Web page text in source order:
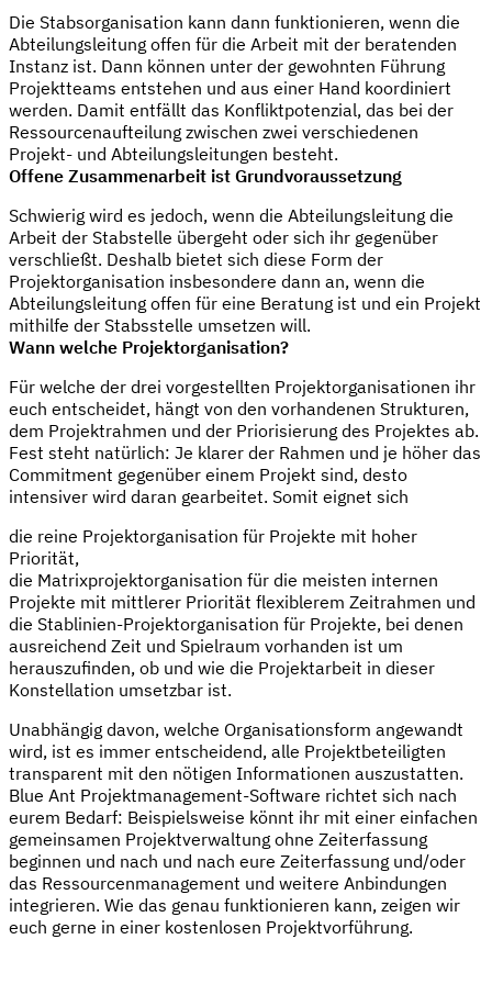
Die Stabsorganisation kann dann funktionieren, wenn die
Abteilungsleitung offen für die Arbeit mit der beratenden
Instanz ist. Dann können unter der gewohnten Führung
Projektteams entstehen und aus einer Hand koordiniert
werden. Damit entfällt das Konfliktpotenzial, das bei der
Ressourcenaufteilung zwischen zwei verschiedenen
Projekt- und Abteilungsleitungen besteht.
Offene Zusammenarbeit ist Grundvoraussetzung
Schwierig wird es jedoch, wenn die Abteilungsleitung die
Arbeit der Stabstelle übergeht oder sich ihr gegenüber
verschließt. Deshalb bietet sich diese Form der
Projektorganisation insbesondere dann an, wenn die
Abteilungsleitung offen für eine Beratung ist und ein Projekt
mithilfe der Stabsstelle umsetzen will.
Wann welche Projektorganisation?
Für welche der drei vorgestellten Projektorganisationen ihr
euch entscheidet, hängt von den vorhandenen Strukturen,
dem Projektrahmen und der Priorisierung des Projektes ab.
Fest steht natürlich: Je klarer der Rahmen und je höher das
Commitment gegenüber einem Projekt sind, desto
intensiver wird daran gearbeitet. Somit eignet sich
die reine Projektorganisation für Projekte mit hoher
Priorität,
die Matrixprojektorganisation für die meisten internen
Projekte mit mittlerer Priorität flexiblerem Zeitrahmen und
die Stablinien-Projektorganisation für Projekte, bei denen
ausreichend Zeit und Spielraum vorhanden ist um
herauszufinden, ob und wie die Projektarbeit in dieser
Konstellation umsetzbar ist.
Unabhängig davon, welche Organisationsform angewandt
wird, ist es immer entscheidend, alle Projektbeteiligten
transparent mit den nötigen Informationen auszustatten.
Blue Ant Projektmanagement-Software richtet sich nach
eurem Bedarf: Beispielsweise könnt ihr mit einer einfachen
gemeinsamen Projektverwaltung ohne Zeiterfassung
beginnen und nach und nach eure Zeiterfassung und/oder
das Ressourcenmanagement und weitere Anbindungen
integrieren. Wie das genau funktionieren kann, zeigen wir
euch gerne in einer kostenlosen Projektvorführung.